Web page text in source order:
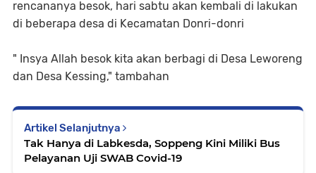
rencananya besok, hari sabtu akan kembali di lakukan
di beberapa desa di Kecamatan Donri-donri
" Insya Allah besok kita akan berbagi di Desa Leworeng
dan Desa Kessing," tambahan
Artikel Selanjutnya
Tak Hanya di Labkesda, Soppeng Kini Miliki Bus
Pelayanan Uji SWAB Covid-19